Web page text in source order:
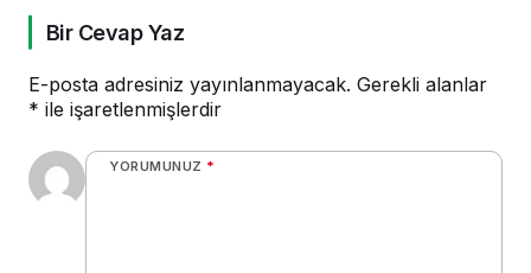
Bir Cevap Yaz
E-posta adresiniz yayınlanmayacak. Gerekli alanlar
* ile işaretlenmişlerdir
YORUMUNUZ *